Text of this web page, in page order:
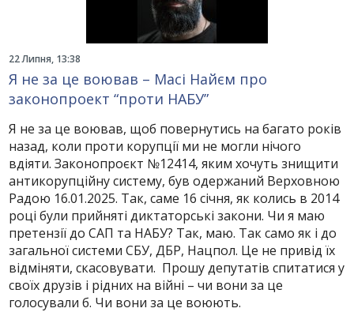
22 Липня, 13:38
Я не за це воював – Масі Найєм про
законопроект “проти НАБУ”
Я не за це воював, щоб повернутись на багато років
назад, коли проти корупції ми не могли нічого
вдіяти. Законопроєкт №12414, яким хочуть знищити
антикорупційну систему, був одержаний Верховною
Радою 16.01.2025. Так, саме 16 січня, як колись в 2014
році були прийняті диктаторські закони. Чи я маю
претензії до САП та НАБУ? Так, маю. Так само як і до
загальної системи СБУ, ДБР, Нацпол. Це не привід їх
відміняти, скасовувати. Прошу депутатів спитатися у
своїх друзів і рідних на війні – чи вони за це
голосували б. Чи вони за це воюють.